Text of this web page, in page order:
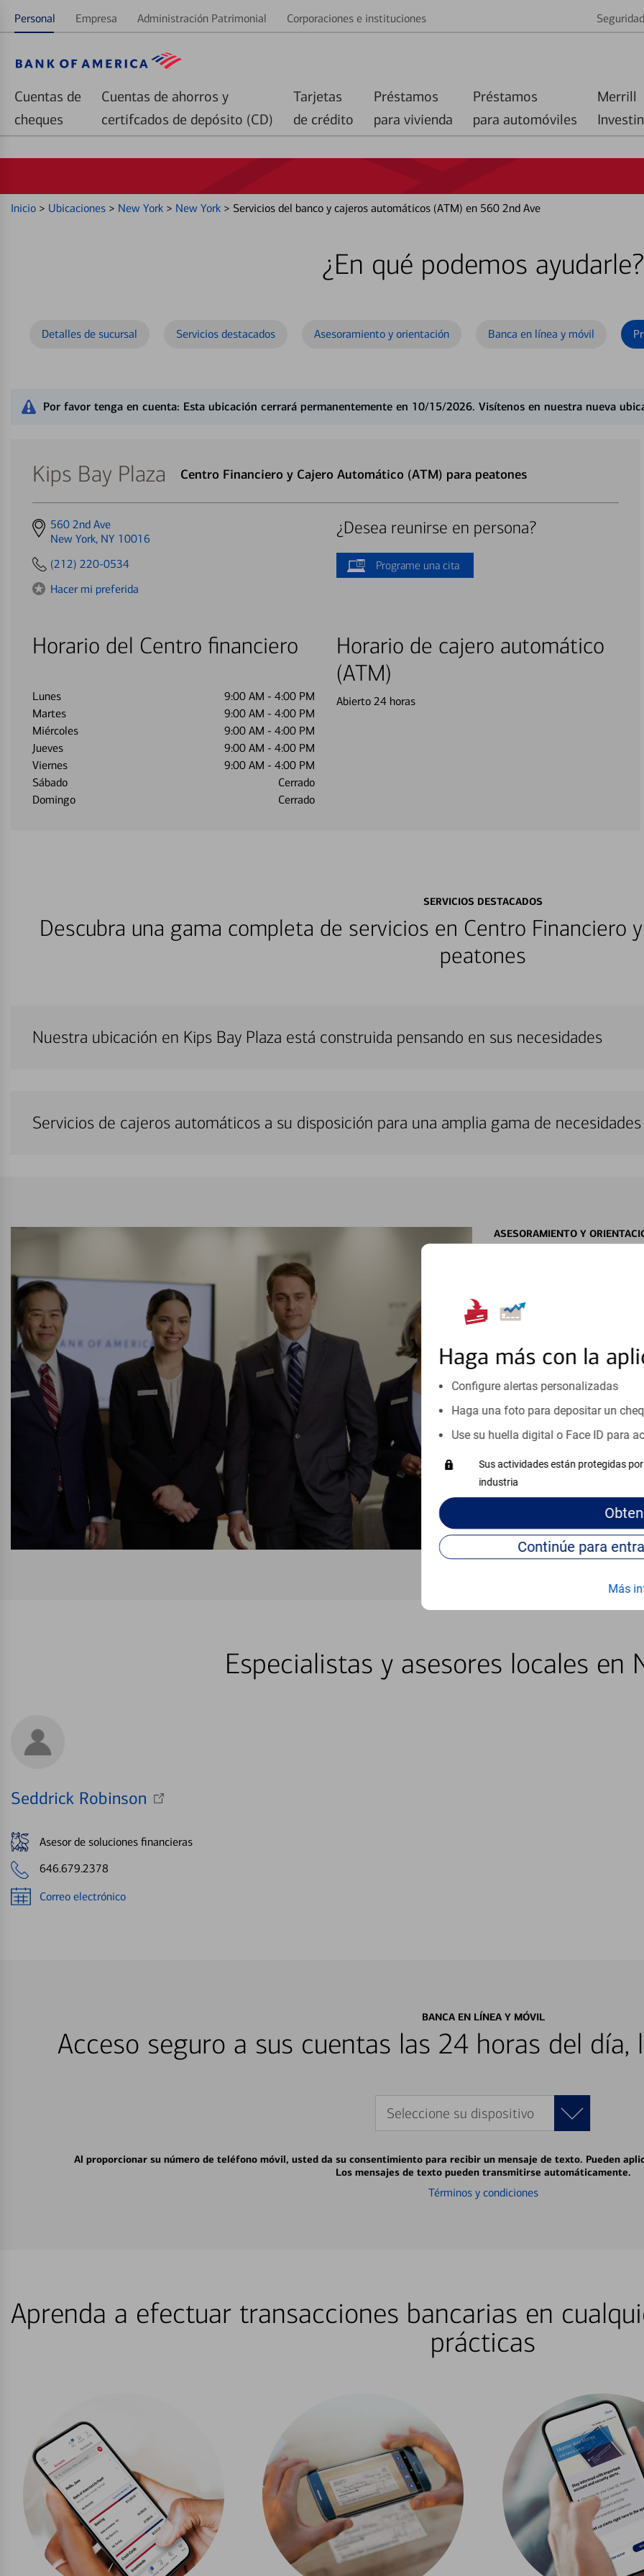
Personal Empresa Administración Patrimonial Corporaciones e instituciones Seguridad
Cuentas de
cheques
Cuentas de ahorros y
certifcados de depósito (CD)
Tarjetas
de crédito
Préstamos
para vivienda
Préstamos
para automóviles
Merrill
Haga más con la
Configure alertas personalizadas
Haga una foto para depositar un
Use su huella digital o Face ID para
Sus actividades están protegidas
industria
Más
Inicio > Ubicaciones > New York > New York > Servicios del banco y cajeros automáticos (ATM) en 560 2nd Ave
¿En qué podemos ayudarle?
Detalles de sucursal Servicios destacados Asesoramiento y orientación Banca en línea y móvil
Por favor tenga en cuenta: Esta ubicación cerrará permanentemente en 10/15/2026. Visítenos en nuestra nueva
Kips Bay Plaza Centro Financiero y Cajero Automático (ATM) para peatones
Get
directions
560 2nd Ave
New York, NY 10016
(212) 220-0534
Hacer mi preferida
Horario del Centro financiero
Lunes 9:00 AM - 4:00 PM
Martes
9:00 AM - 4:00 PM
Miércoles
9:00 AM - 4:00 PM
Jueves
9:00 AM - 4:00 PM
Viernes
9:00 AM - 4:00 PM
Sábado
Cerrado
Domingo
Cerrado
¿Desea reunirse en persona?
Programe una cita
Horario de cajero automático
(ATM)
Abierto 24 horas
SERVICIOS DESTACADOS
Descubra una gama completa de servicios en Centro Financiero
peatones
Nuestra ubicación en Kips Bay Plaza está construida pensando en sus necesidades
Servicios de cajeros automáticos a su disposición para una amplia gama de
ASESORAMIENTO Y
Con
Reúnase con especialistas
orientación que necesita, en
personales, hasta el ahorro
inicio o crecimiento de su
esté listo, un especialista
Vea si nuestro centro de
Visite nuestro centro de ayuda
Especialistas y asesores locales en
Seddrick Robinson
Asesor de soluciones financieras
646.679.2378
Correo electrónico
BANCA EN LÍNEA Y MÓVIL
Acceso seguro a sus cuentas las 24 horas del día,
Seleccione su dispositivo
Al proporcionar su número de teléfono móvil, usted da su consentimiento para recibir un mensaje de texto. Pueden
Los mensajes de texto pueden transmitirse automáticamente.
Términos y condiciones
Aprenda a efectuar transacciones bancarias en
prácticas